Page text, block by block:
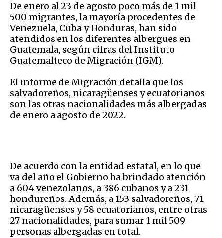
De enero al 23 de agosto poco más de 1 mil
500 migrantes, la mayoría procedentes de
Venezuela, Cuba y Honduras, han sido
atendidos en los diferentes albergues en
Guatemala, según cifras del Instituto
Guatemalteco de Migración (IGM).
El informe de Migración detalla que los
salvadoreños, nicaragüenses y ecuatorianos
son las otras nacionalidades más albergadas
de enero a agosto de 2022.
De acuerdo con la entidad estatal, en lo que
va del año el Gobierno ha brindado atención
a 604 venezolanos, a 386 cubanos y a 231
hondureños. Además, a 153 salvadoreños, 71
nicaragüenses y 58 ecuatorianos, entre otras
27 nacionalidades, para sumar 1 mil 509
personas albergadas en total.